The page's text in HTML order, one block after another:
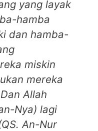
yang layak
hamba
dan hamba-
miskin
mereka
Allah
Nya) lagi
An-Nur